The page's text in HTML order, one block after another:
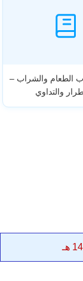
الطعام والشراب –
والتداوي